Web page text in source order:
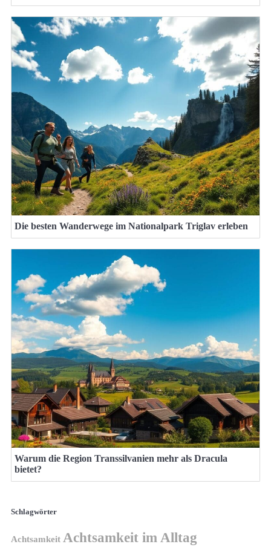
Die besten Wanderwege im Nationalpark Triglav erleben
Warum die Region Transsilvanien mehr als Dracula
bietet?
Schlagwörter
Achtsamkeit Achtsamkeit im Alltag